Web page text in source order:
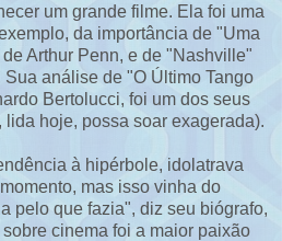
um grande filme. Ela foi uma
da importância de "Uma
Arthur Penn, e de "Nashville"
análise de "O Último Tango
Bertolucci, foi um dos seus
lida hoje, possa soar exagerada).
à hipérbole, idolatrava
mas isso vinha do
pelo que fazia", diz seu biógrafo,
cinema foi a maior paixão